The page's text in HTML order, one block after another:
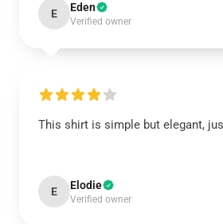
E Eden
Verified owner
This shirt is simple but elegant,
E Elodie
Verified owner